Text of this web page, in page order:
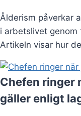
Ålderism påverkar
i arbetslivet genom
Artikeln visar hur
Chefen ringer
gäller enligt